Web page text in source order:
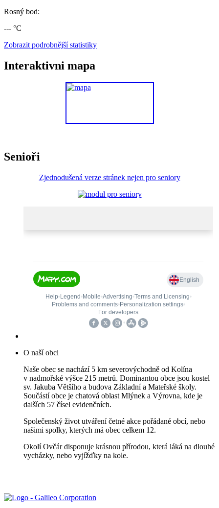
Rosný bod:
--- °C
Zobrazit podrobnější statistiky
Interaktivni mapa
Senioři
Zjednodušená verze stránek nejen pro seniory
O naší obci
Naše obec se nachází 5 km severovýchodně od Kolína
v nadmořské výšce 215 metrů. Dominantou obce jsou kostel
sv. Jakuba Většího a budova Základní a Mateřské školy.
Součástí obce je chatová oblast Mlýnek a Výrovna, kde je
dalších 57 čísel evidenčních.
Společenský život utváření četné akce pořádané obcí, nebo
našimi spolky, kterých má obec celkem 12.
Okolí Ovčár disponuje krásnou přírodou, která láká na dlouhé
vycházky, nebo vyjížďky na kole.